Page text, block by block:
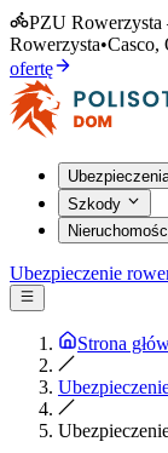
PZU
Rowerzysta•Casco,
ofertę
Szkody
Ubezpieczenie
Strona